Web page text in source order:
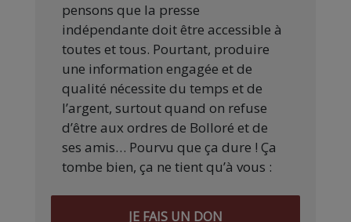
pensons que la presse
indépendante doit être accessible à
toutes et tous. Pourtant, produire
une information engagée et de
qualité nécessite du temps et de
l’argent, surtout quand on refuse
d’être aux ordres de Bolloré et de
ses amis… Pourvu que ça dure ! Ça
tombe bien, ça ne tient qu’à vous :
JE FAIS UN DON